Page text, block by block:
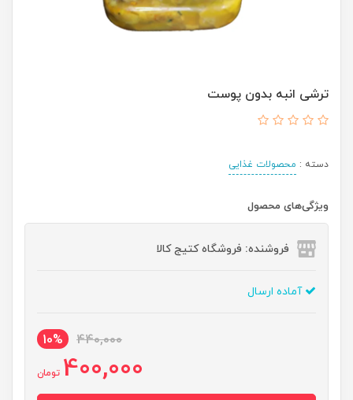
ترشی انبه بدون پوست
دسته : محصولات غذایی
ویژگی‌های محصول
فروشنده: فروشگاه کتیج کالا
آماده ارسال
440,000
10%
400,000 تومان